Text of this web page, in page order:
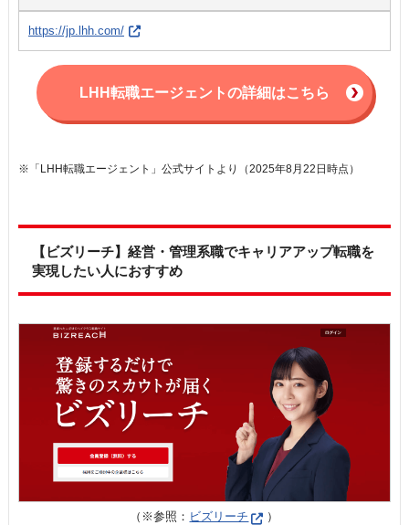
https://jp.lhh.com/
LHH転職エージェントの詳細はこちら
※「LHH転職エージェント」公式サイトより（2025年8月22日時点）
【ビズリーチ】経営・管理系職でキャリアアップ転職を
実現したい人におすすめ
（※参照： ビズリーチ ）